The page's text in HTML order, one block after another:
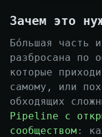
Зачем это
Бо́льшая часть
разбросана по
которые
самому, или
обходящих
Pipeline с
сообществом: